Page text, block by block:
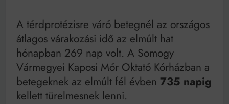
A térdprotézisre váró betegnél az országos
átlagos várakozási idő az elmúlt hat
hónapban 269 nap volt. A Somogy
Vármegyei Kaposi Mór Oktató Kórházban a
betegeknek az elmúlt fél évben 735 napig
kellett türelmesnek lenni.